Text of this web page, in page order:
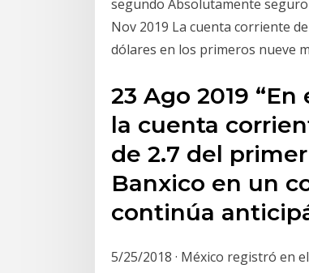
segundo Absolutamente
Nov 2019 La cuenta corriente
dólares en los primeros nueve
23 Ago 2019
la cuenta
de 2.7 del
Banxico en un
continúa
5/25/2018 · México registró en